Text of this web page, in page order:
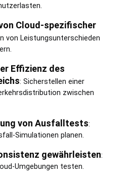
Cloud-spezifischer
von Leistungsunterschieden
Effizienz des
: Sicherstellen einer
zwischen
von Ausfalltests:
Simulationen planen.
gewährleisten:
Umgebungen testen.